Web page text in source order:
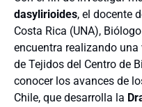
dasylirioides, el docente
Costa Rica (UNA), Biólogo
encuentra realizando
de Tejidos del Centro de
conocer los avances de
Chile, que desarrolla la